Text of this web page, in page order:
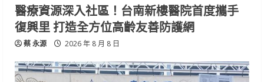
醫療資源深入社區！台南新樓醫院首度攜手
復興里 打造全方位高齡友善防護網
蔡 永源 2026 年 8 月 8 日